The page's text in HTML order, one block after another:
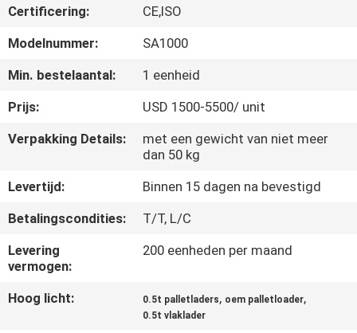
FABRIEKSTOCHT
KWALITEITSCONTROLE
NEEM
MET
ONS
OP
NIEUWS
Certificering:
CE,ISO
Modelnummer:
SA1000
Min. bestelaantal:
1 eenheid
Prijs:
USD 1500-5500/ unit
Verpakking Details:
met een gewicht van niet meer
dan 50 kg
Levertijd:
Binnen 15 dagen na bevestigd
Betalingscondities:
T/T, L/C
Levering
vermogen:
200 eenheden per maand
Hoog licht: 0.5t palletladers, oem palletloader,
0.5t vlaklader